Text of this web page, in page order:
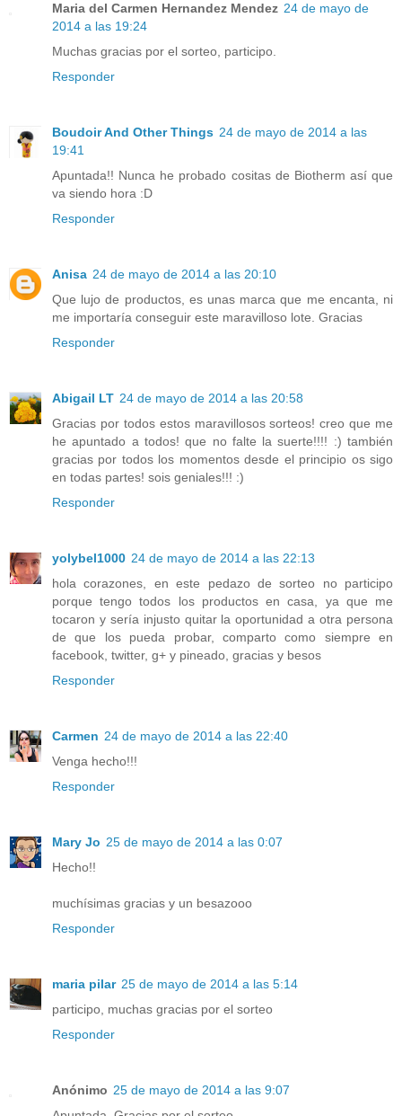
Maria del Carmen Hernandez Mendez 24 de mayo de
2014 a las 19:24
Muchas gracias por el sorteo, participo.
Responder
Boudoir And Other Things 24 de mayo de 2014 a las
19:41
Apuntada!! Nunca he probado cositas de Biotherm así que
va siendo hora :D
Responder
Anisa 24 de mayo de 2014 a las 20:10
Que lujo de productos, es unas marca que me encanta, ni
me importaría conseguir este maravilloso lote. Gracias
Responder
Abigail LT 24 de mayo de 2014 a las 20:58
Gracias por todos estos maravillosos sorteos! creo que me
he apuntado a todos! que no falte la suerte!!!! :) también
gracias por todos los momentos desde el principio os sigo
en todas partes! sois geniales!!! :)
Responder
yolybel1000 24 de mayo de 2014 a las 22:13
hola corazones, en este pedazo de sorteo no participo
porque tengo todos los productos en casa, ya que me
tocaron y sería injusto quitar la oportunidad a otra persona
de que los pueda probar, comparto como siempre en
facebook, twitter, g+ y pineado, gracias y besos
Responder
Carmen 24 de mayo de 2014 a las 22:40
Venga hecho!!!
Responder
Mary Jo 25 de mayo de 2014 a las 0:07
Hecho!!
muchísimas gracias y un besazooo
Responder
maria pilar 25 de mayo de 2014 a las 5:14
participo, muchas gracias por el sorteo
Responder
Anónimo 25 de mayo de 2014 a las 9:07